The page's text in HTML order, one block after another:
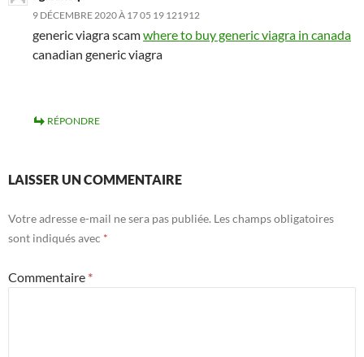
9 DÉCEMBRE 2020 À 17 05 19 121912
generic viagra scamwhere to buy generic viagra in canada
canadian generic viagra
RÉPONDRE
LAISSER UN COMMENTAIRE
Votre adresse e-mail ne sera pas publiée. Les champs obligatoires
sont indiqués avec *
Commentaire *